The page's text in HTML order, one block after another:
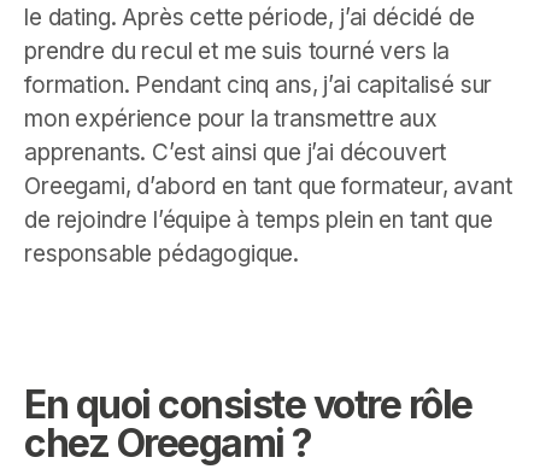
le dating. Après cette période, j’ai décidé de
prendre du recul et me suis tourné vers la
formation. Pendant cinq ans, j’ai capitalisé sur
mon expérience pour la transmettre aux
apprenants. C’est ainsi que j’ai découvert
Oreegami, d’abord en tant que formateur, avant
de rejoindre l’équipe à temps plein en tant que
responsable pédagogique.
En quoi consiste votre rôle
chez Oreegami ?